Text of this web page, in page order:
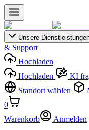
Unsere
& Support
Hochladen
Hochladen
KI
Standort wählen
0
Warenkorb
Anmelden